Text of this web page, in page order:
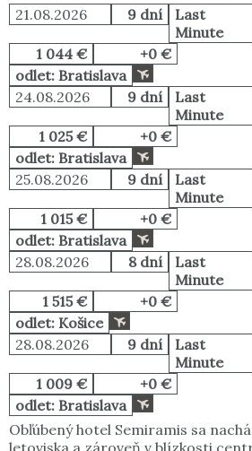
21.08.2026
9 dní
Last
Minute
1 044 €
+0 €
odlet: Bratislava
24.08.2026
9 dní
Last
Minute
1 025 €
+0 €
odlet: Bratislava
25.08.2026
9 dní
Last
Minute
1 015 €
+0 €
odlet: Bratislava
28.08.2026
8 dní
Last
Minute
1 515 €
+0 €
odlet: Košice
28.08.2026
9 dní
Last
Minute
1 009 €
+0 €
odlet: Bratislava
Obľúbený hotel Semiramis sa